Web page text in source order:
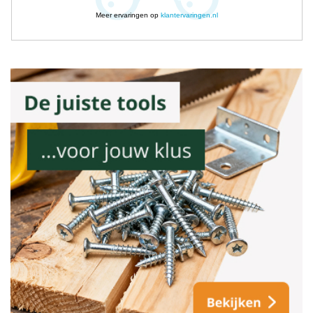
Meer ervaringen op klantervaringen.nl